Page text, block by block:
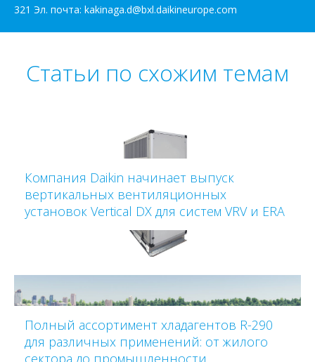
321 Эл. почта: kakinaga.d@bxl.daikineurope.com
Статьи по схожим темам
Компания Daikin начинает выпуск
вертикальных вентиляционных
установок Vertical DX для систем VRV и ERA
Полный ассортимент хладагентов R-290
для различных применений: от жилого
сектора до промышленности